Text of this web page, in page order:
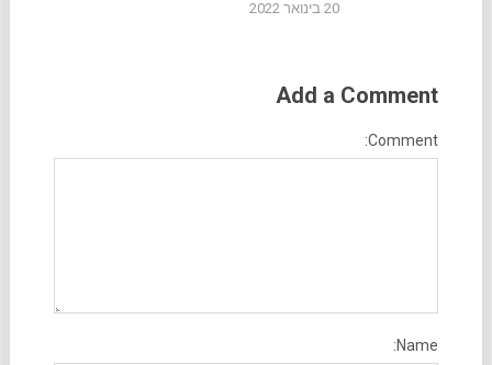
20 בינואר 2022
Add a Comment
Comment:
Name: